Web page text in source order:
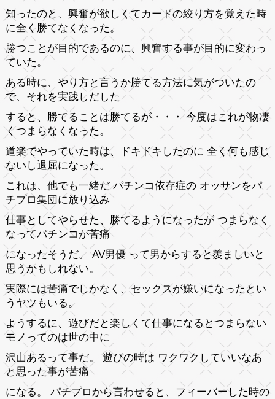
知ったのと、興奮が欲しくてカードの絞り方を覚えた時
に全く勝てなくなった。
勝つことが目的であるのに、興奮する事が目的に変わっ
ていた。
ある時に、やり方と言うか勝てる方法に気がついたの
で、それを実践しだした
すると、勝てることは勝てるが・・・ 今度はこれが物凄
くつまらなくなった。
道楽でやっていた時は、ドキドキしたのに 全く何も感じ
ないし退屈になった。
これは、他でも一緒だ パチンコ依存症の オッサンをパ
チプロ集団に放り込み
仕事としてやらせた、勝てるようになったが つまらなく
なってパチンコが苦痛
になったそうだ。 AV男優 って男からすると羨ましいと
思うかもしれない。
実際には苦痛でしかなく、セックスが嫌いになったとい
うヤツもいる。
ようするに、遊びだと楽しくて仕事になるとつまらない
モノってのは世の中に
沢山あるって事だ。 遊びの時は ワクワクしていいなあ
と思った事が苦痛
になる。 パチプロから言わせると、フィーバーした時の